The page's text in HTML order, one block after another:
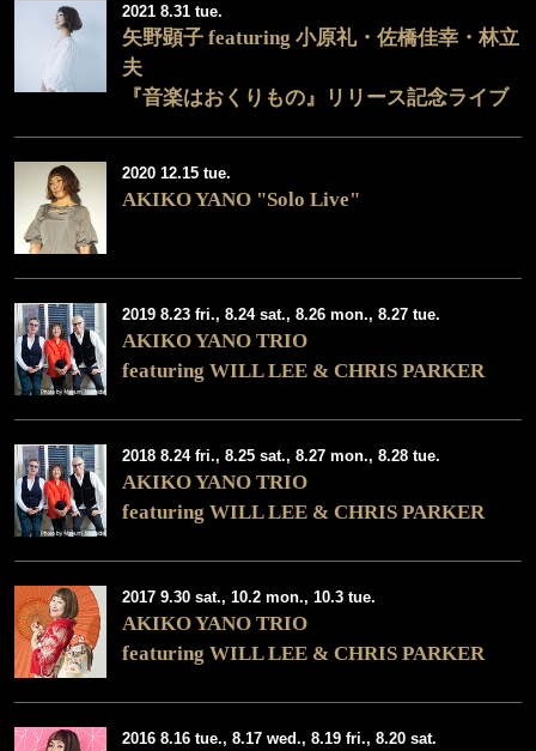
2021 8.31 tue.
矢野顕子 featuring 小原礼・佐橋佳幸・林立
夫
『音楽はおくりもの』リリース記念ライブ
2020 12.15 tue.
AKIKO YANO "Solo Live"
2019 8.23 fri., 8.24 sat., 8.26 mon., 8.27 tue.
AKIKO YANO TRIO
featuring WILL LEE & CHRIS PARKER
2018 8.24 fri., 8.25 sat., 8.27 mon., 8.28 tue.
AKIKO YANO TRIO
featuring WILL LEE & CHRIS PARKER
2017 9.30 sat., 10.2 mon., 10.3 tue.
AKIKO YANO TRIO
featuring WILL LEE & CHRIS PARKER
2016 8.16 tue., 8.17 wed., 8.19 fri., 8.20 sat.